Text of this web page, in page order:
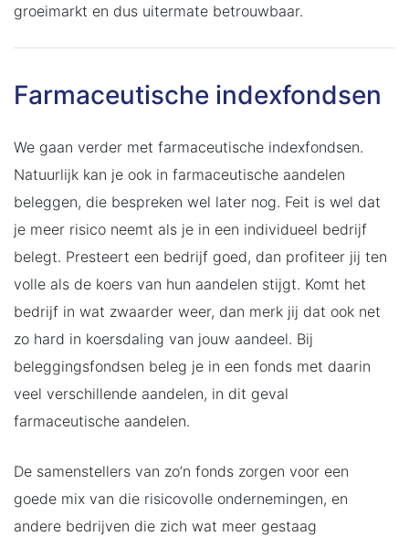
groeimarkt en dus uitermate betrouwbaar.
Farmaceutische indexfondsen
We gaan verder met farmaceutische indexfondsen.
Natuurlijk kan je ook in farmaceutische aandelen
beleggen, die bespreken wel later nog. Feit is wel dat
je meer risico neemt als je in een individueel bedrijf
belegt. Presteert een bedrijf goed, dan profiteer jij ten
volle als de koers van hun aandelen stijgt. Komt het
bedrijf in wat zwaarder weer, dan merk jij dat ook net
zo hard in koersdaling van jouw aandeel. Bij
beleggingsfondsen beleg je in een fonds met daarin
veel verschillende aandelen, in dit geval
farmaceutische aandelen.
De samenstellers van zo’n fonds zorgen voor een
goede mix van die risicovolle ondernemingen, en
andere bedrijven die zich wat meer gestaag